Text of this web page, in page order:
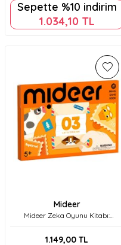
Sepette %10 indirim
1.034,10 TL
Mideer
Mideer Zeka Oyunu Kitabı:
Md3365
1.149,00 TL